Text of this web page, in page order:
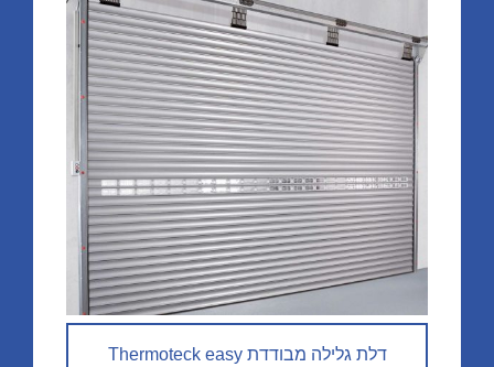
דלת גלילה מבודדת Thermoteck easy